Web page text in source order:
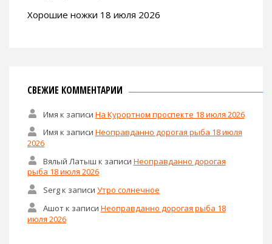
Хорошие ножки 18 июля 2026
СВЕЖИЕ КОММЕНТАРИИ
Имя к записи На Курортном проспекте 18 июля 2026
Имя к записи Неоправданно дорогая рыба 18 июля
2026
Вялый Латыш к записи Неоправданно дорогая
рыба 18 июля 2026
Sergк записи Утро солнечное
Ашотк записи Неоправданно дорогая рыба 18
июля 2026